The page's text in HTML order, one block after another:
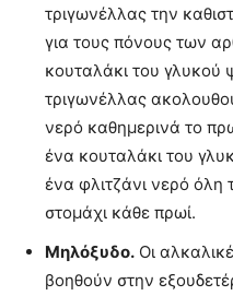
τριγωνέλλας την
για τους πόνους των
κουταλάκι του γλυκού
τριγωνέλλας
νερό καθημερινά το
ένα κουταλάκι του
ένα φλιτζάνι νερό όλη
στομάχι κάθε πρωί.
Μηλόξυδο. Οι
βοηθούν στην